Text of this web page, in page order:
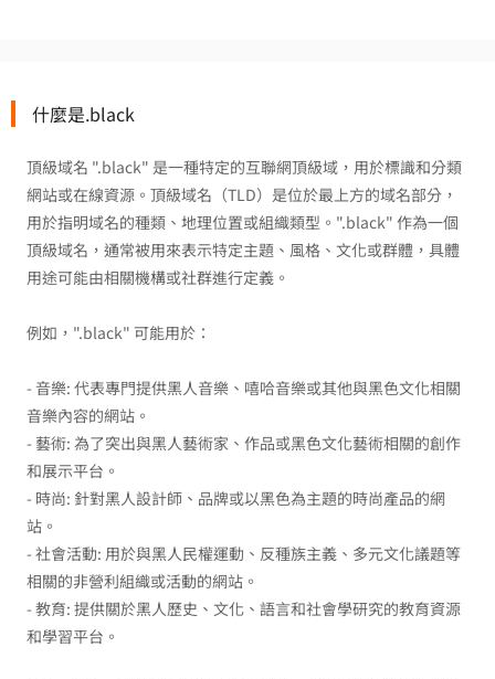
什麼是.black
頂級域名 ".black" 是一種特定的互聯網頂級域，用於標識和分類
網站或在線資源。頂級域名（TLD）是位於最上方的域名部分，
用於指明域名的種類、地理位置或組織類型。".black" 作為一個
頂級域名，通常被用來表示特定主題、風格、文化或群體，具體
用途可能由相關機構或社群進行定義。
例如，".black" 可能用於：
- 音樂: 代表專門提供黑人音樂、嘻哈音樂或其他與黑色文化相關
音樂內容的網站。
- 藝術: 為了突出與黑人藝術家、作品或黑色文化藝術相關的創作
和展示平台。
- 時尚: 針對黑人設計師、品牌或以黑色為主題的時尚產品的網
站。
- 社會活動: 用於與黑人民權運動、反種族主義、多元文化議題等
相關的非營利組織或活動的網站。
- 教育: 提供關於黑人歷史、文化、語言和社會學研究的教育資源
和學習平台。